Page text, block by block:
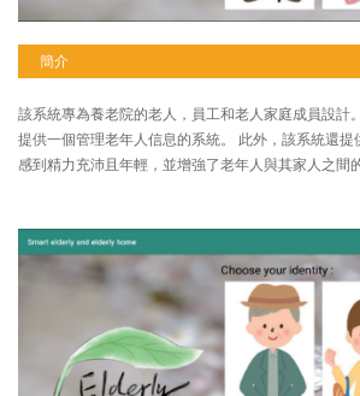
簡介
該系統專為養老院的老人，員工和老人家庭成員設計
提供一個管理老年人信息的系統。 此外，該系統還提
感到精力充沛且年輕，並增強了老年人與其家人之間